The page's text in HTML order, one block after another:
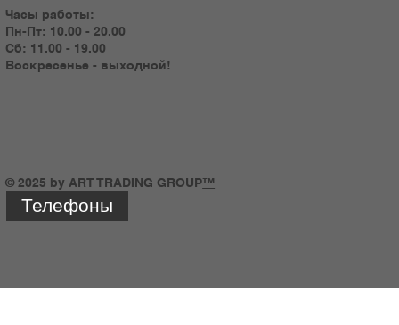
Часы работы:
Пн-Пт: 10.00 - 20.00
Сб: 11.00 - 19.00
Воскресенье - выходной!
© 2025 by ART TRADING GROUP™
Телефоны